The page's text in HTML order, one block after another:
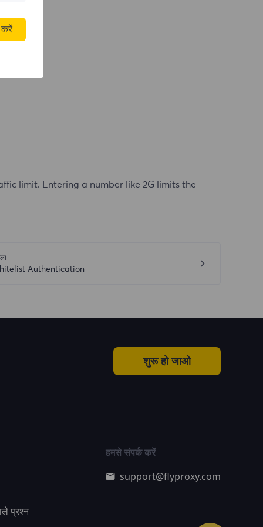
limit. Entering a number like 2G limits the
Authentication
शुरू हो जाओ
प्रश्न
हमसे संपर्क करें
support@flyproxy.com
करें